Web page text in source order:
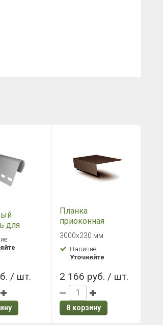
для
панелей
3.0
/ шт.
Планка
приоконная
широкая 7/8" Grand
Темный дуб
3000х230 мм
Наличие:
Уточняйте
2 166 руб. / шт.
В корзину